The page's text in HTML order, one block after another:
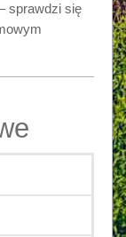
sprawdzi się